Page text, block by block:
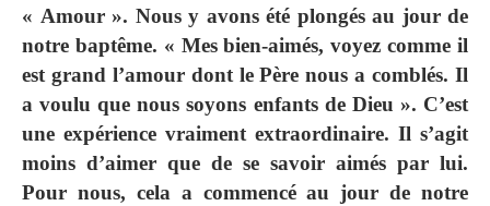
« Amour ». Nous y avons été plongés au jour de
notre baptême. « Mes bien-aimés, voyez comme il
est grand l’amour dont le Père nous a comblés. Il
a voulu que nous soyons enfants de Dieu ». C’est
une expérience vraiment extraordinaire. Il s’agit
moins d’aimer que de se savoir aimés par lui.
Pour nous, cela a commencé au jour de notre